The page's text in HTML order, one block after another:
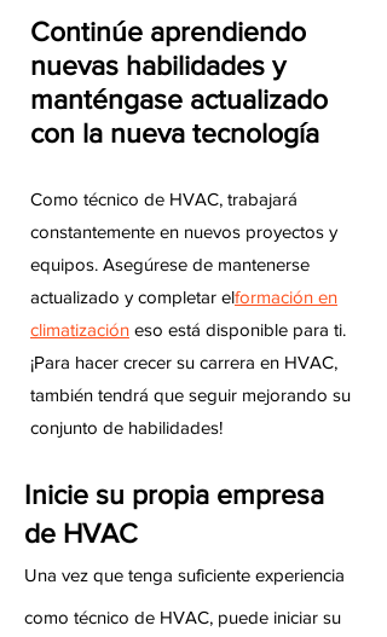
Continúe aprendiendo
nuevas habilidades y
manténgase actualizado
con la nueva tecnología
Como técnico de HVAC, trabajará
constantemente en nuevos proyectos y
equipos. Asegúrese de mantenerse
actualizado y completar elformación en
climatización eso está disponible para ti.
¡Para hacer crecer su carrera en HVAC,
también tendrá que seguir mejorando su
conjunto de habilidades!
Inicie su propia empresa
de HVAC
Una vez que tenga suficiente experiencia
como técnico de HVAC, puede iniciar su